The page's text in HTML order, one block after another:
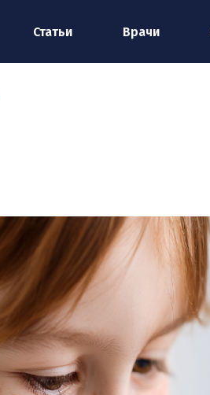
Статьи Врачи
Ваш телефон:*
Ваш e-mail:*